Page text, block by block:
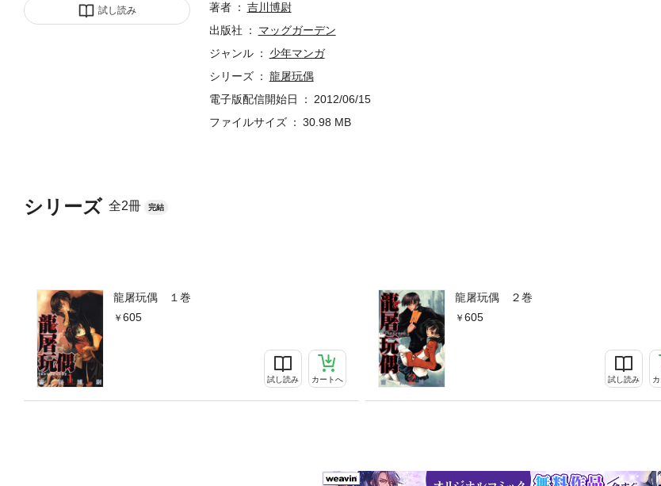
試し読み
シリーズ 全2冊 完結
龍屠玩偶 １巻
605
試し読み カートへ
龍屠玩偶 ２巻
605
試し読み
著者
吉川博尉
出版社
マッグガーデン
ジャンル
少年マンガ
シリーズ
龍屠玩偶
電子版配信開始日
2012/06/15
ファイルサイズ
30.98 MB